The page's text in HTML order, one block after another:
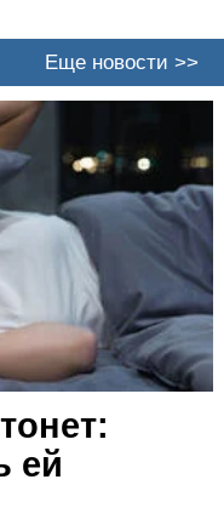
Еще новости >>
ей